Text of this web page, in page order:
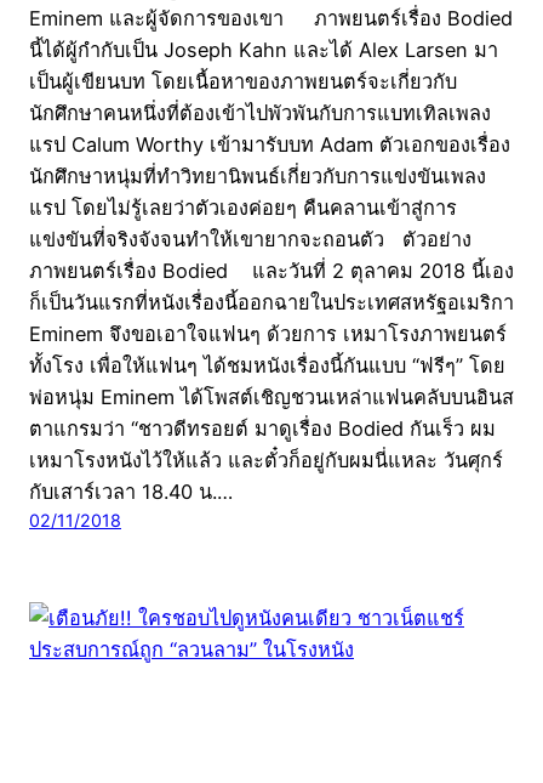
Eminem และผู้จัดการของเขา ภาพยนตร์เรื่อง Bodied
นี้ได้ผู้กำกับเป็น Joseph Kahn และได้ Alex Larsen มา
เป็นผู้เขียนบท โดยเนื้อหาของภาพยนตร์จะเกี่ยวกับ
นักศึกษาคนหนึ่งที่ต้องเข้าไปพัวพันกับการแบทเทิลเพลง
แรป Calum Worthy เข้ามารับบท Adam ตัวเอกของเรื่อง
นักศึกษาหนุ่มที่ทำวิทยานิพนธ์เกี่ยวกับการแข่งขันเพลง
แรป โดยไม่รู้เลยว่าตัวเองค่อยๆ คืนคลานเข้าสู่การ
แข่งขันที่จริงจังจนทำให้เขายากจะถอนตัว ตัวอย่าง
ภาพยนตร์เรื่อง Bodied และวันที่ 2 ตุลาคม 2018 นี้เอง
ก็เป็นวันแรกที่หนังเรื่องนี้ออกฉายในประเทศสหรัฐอเมริกา
Eminem จึงขอเอาใจแฟนๆ ด้วยการ เหมาโรงภาพยนตร์
ทั้งโรง เพื่อให้แฟนๆ ได้ชมหนังเรื่องนี้กันแบบ “ฟรีๆ” โดย
พ่อหนุ่ม Eminem ได้โพสต์เชิญชวนเหล่าแฟนคลับบนอินส
ตาแกรมว่า “ชาวดีทรอยต์ มาดูเรื่อง Bodied กันเร็ว ผม
เหมาโรงหนังไว้ให้แล้ว และตั๋วก็อยู่กับผมนี่แหละ วันศุกร์
กับเสาร์เวลา 18.40 น.…
02/11/2018